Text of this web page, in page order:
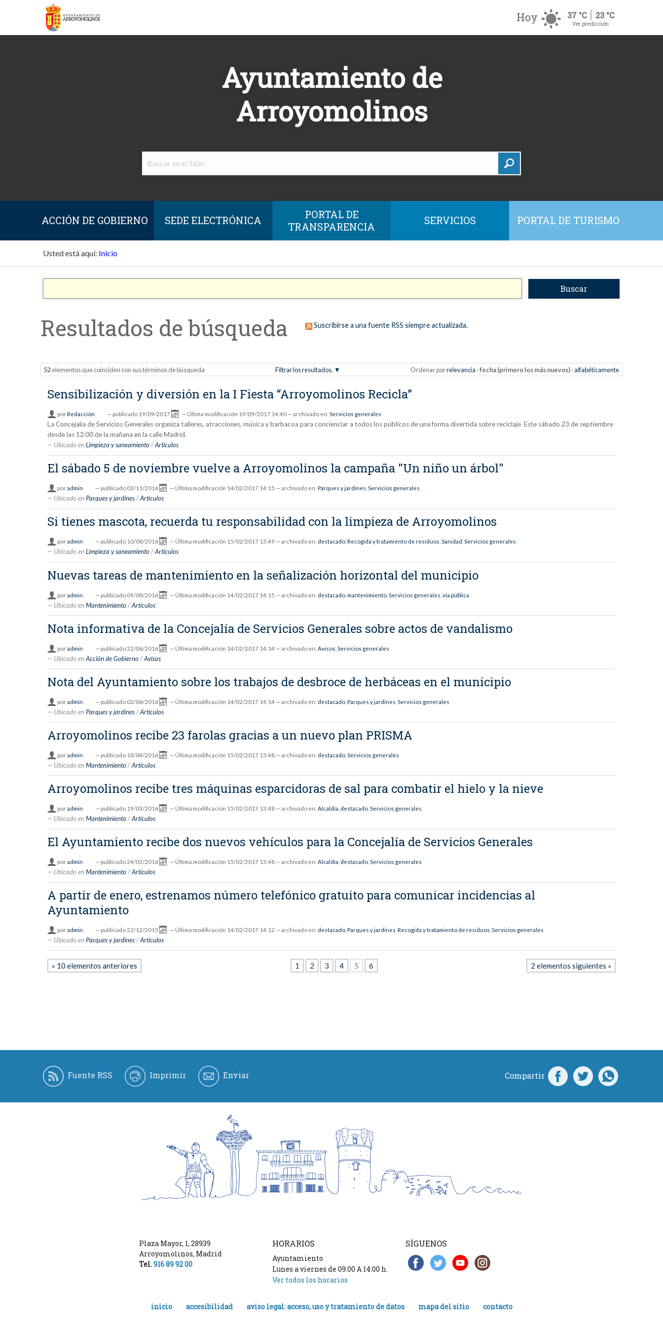
Hoy 37 °C 23 °C
Ver predicción
Ayuntamiento de
Arroyomolinos
ACCIÓN DE GOBIERNO SEDE ELECTRÓNICA
PORTAL DE
TRANSPARENCIA
SERVICIOS PORTAL DE TURISMO
Usted está aquí: Inicio
Resultados de búsqueda Suscribirse a una fuente RSS siempre actualizada.
52elementos que coinciden con sus términos de búsqueda Filtrar los resultados. Ordenar porrelevancia ·fecha (primero los más nuevos) ·alfabéticamente
Sensibilización y diversión en la I Fiesta “Arroyomolinos Recicla”
porRedacción — publicado19/09/2017 — Última modificación 19/09/2017 14:40 — archivado en:Servicios generales
La Concejalía de Servicios Generales organiza talleres, atracciones, música y barbacoa para concienciar a todos los públicos de una forma divertida sobre reciclaje. Este sábado 23 de septiembre
desde las 12:00 de la mañana en la calle Madrid.
Ubicado en Limpieza y saneamiento /Artículos
El sábado 5 de noviembre vuelve a Arroyomolinos la campaña "Un niño un árbol"
poradmin — publicado03/11/2016 — Última modificación 14/02/2017 14:15 — archivado en:Parques y jardines ,Servicios generales
Ubicado en Parques y jardines /Artículos
Si tienes mascota, recuerda tu responsabilidad con la limpieza de Arroyomolinos
poradmin — publicado10/08/2016 — Última modificación 15/02/2017 13:49 — archivado en: destacado ,Recogida y tratamiento de residuos ,Sanidad ,Servicios generales
Ubicado en Limpieza y saneamiento /Artículos
Nuevas tareas de mantenimiento en la señalización horizontal del municipio
poradmin — publicado09/08/2016 — Última modificación 14/02/2017 14:15 — archivado en: destacado ,mantenimiento Servicios generales ,vía pública
Ubicado en Mantenimiento /Artículos
Nota informativa de la Concejalía de Servicios Generales sobre actos de vandalismo
poradmin — publicado22/06/2016 — Última modificación 14/02/2017 14:14 — archivado en:Avisos ,Servicios generales
Ubicado en Acción de Gobierno /Avisos
Nota del Ayuntamiento sobre los trabajos de desbroce de herbáceas en el municipio
poradmin — publicado02/06/2016 — Última modificación 14/02/2017 14:14 — archivado en: destacado ,Parques y jardines ,Servicios generales
Ubicado en Parques y jardines /Artículos
Arroyomolinos recibe 23 farolas gracias a un nuevo plan PRISMA
poradmin — publicado18/04/2016 — Última modificación 15/02/2017 13:48 — archivado en: destacado ,Servicios generales
Ubicado en Mantenimiento /Artículos
Arroyomolinos recibe tres máquinas esparcidoras de sal para combatir el hielo y la nieve
poradmin — publicado19/03/2016 — Última modificación 15/02/2017 13:48 — archivado en:Alcaldía destacado ,Servicios generales
Ubicado en Mantenimiento /Artículos
El Ayuntamiento recibe dos nuevos vehículos para la Concejalía de Servicios Generales
poradmin — publicado24/02/2016 — Última modificación 15/02/2017 13:48 — archivado en:Alcaldía destacado ,Servicios generales
Ubicado en Mantenimiento /Artículos
A partir de enero, estrenamos número telefónico gratuito para comunicar incidencias al
Ayuntamiento
poradmin — publicado22/12/2015 — Última modificación 14/02/2017 14:12 — archivado en: destacado ,Parques y jardines ,Recogida y tratamiento de residuos ,Servicios generales
Ubicado en Parques y jardines /Artículos
« 10 elementos anteriores 2 elementos siguientes »
1 2 3 4 5 6
Fuente RSS Imprimir Enviar Compartir
Plaza Mayor, 1, 28939
Arroyomolinos, Madrid
Tel.916 89 92 00
HORARIOS
Ayuntamiento
Lunes a viernes de 09:00 A 14:00 h.
Ver todos los horarios
SÍGUENOS
inicio accesibilidad aviso legal: acceso, uso y tratamiento de datos mapa del sitio contacto